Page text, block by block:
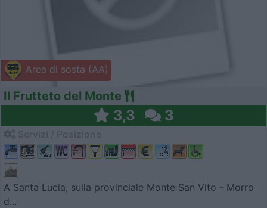
Area di sosta (AA)
Il Frutteto del Monte
3,3 3
A Santa Lucia, sulla provinciale Monte San Vito - Morro
d...